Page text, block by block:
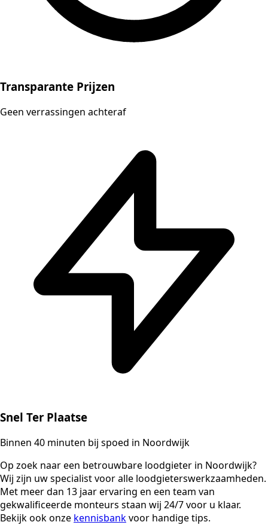
Transparante Prijzen
Geen verrassingen achteraf
Snel Ter Plaatse
Binnen 40 minuten bij spoed in Noordwijk
Op zoek naar een betrouwbare loodgieter in Noordwijk?
Wij zijn uw specialist voor alle loodgieterswerkzaamheden.
Met meer dan 13 jaar ervaring en een team van
gekwalificeerde monteurs staan wij 24/7 voor u klaar.
Bekijk ook onze kennisbankvoor handige tips.